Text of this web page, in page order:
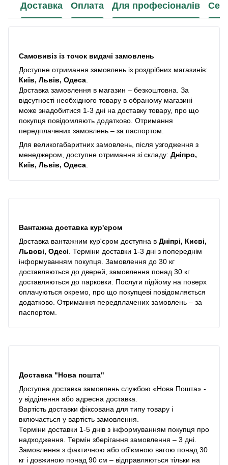
Доставка Оплата Для професіоналів
Самовивіз із точок видачі замовлень
Доступне отримання замовлень із роздрібних магазинів:
Київ, Львів, Одеса
Доставка замовлення в магазин – безкоштовна. За
відсутності необхідного товару в обраному магазині
може знадобитися 1-3 дні на доставку товару, про що
покупця повідомляють додатково. Отримання
передплачених замовлень – за паспортом.
Для великогабаритних замовлень, після узгодження з
менеджером, доступне отримання зі складу: Дніпро,
Київ, Львів, Одеса
Вантажна доставка кур'єром
Доставка вантажним кур'єром доступна в Дніпрі, Києві,
Львові, Одесі . Терміни доставки 1-3 дні з попереднім
інформуванням покупця. Замовлення до 30 кг
доставляються до дверей, замовлення понад 30 кг
доставляються до парковки. Послуги підйому на поверх
оплачуються окремо, про що покупцеві повідомляється
додатково. Отримання передплачених замовлень – за
паспортом.
Доставка "Нова пошта"
Доступна доставка замовлень службою «Нова Пошта» -
у відділення або адресна доставка.
Вартість доставки фіксована для типу товару і
включається у вартість замовлення.
Терміни доставки 1-5 днів з інформуванням покупця про
надходження. Термін зберігання замовлення – 3 дні.
Замовлення з фактичною або об'ємною вагою понад 30
кг і довжиною понад 90 см – відправляються тільки на